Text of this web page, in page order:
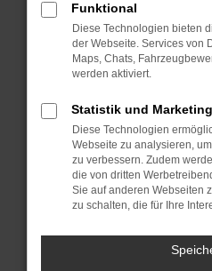
anderen Browser
Fenster?
Starte dein Gerät
vorübergehende
Stelle sicher, dass
Betriebssystem auf
sind.
Veraltete Software
führen, dass
Funktional
Diese Technologien bieten
der Webseite. Services von
Maps, Chats,
werden aktiviert.
Statistik und Marketing
Diese Technologien
Webseite zu analysieren,
zu verbessern. Zudem
die von dritten
Sie auf anderen Webseiten
zu schalten, die für Ihre